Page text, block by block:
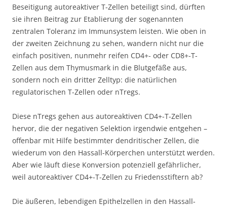
Beseitigung autoreaktiver T-Zellen beteiligt sind, dürften
sie ihren Beitrag zur Etablierung der sogenannten
zentralen Toleranz im Immunsystem leisten. Wie oben in
der zweiten Zeichnung zu sehen, wandern nicht nur die
einfach positiven, nunmehr reifen CD4+- oder CD8+-T-
Zellen aus dem Thymusmark in die Blutgefäße aus,
sondern noch ein dritter Zelltyp: die natürlichen
regulatorischen T-Zellen oder nTregs.
Diese nTregs gehen aus autoreaktiven CD4+-T-Zellen
hervor, die der negativen Selektion irgendwie entgehen –
offenbar mit Hilfe bestimmter dendritischer Zellen, die
wiederum von den Hassall-Körperchen unterstützt werden.
Aber wie läuft diese Konversion potenziell gefährlicher,
weil autoreaktiver CD4+-T-Zellen zu Friedensstiftern ab?
Die äußeren, lebendigen Epithelzellen in den Hassall-